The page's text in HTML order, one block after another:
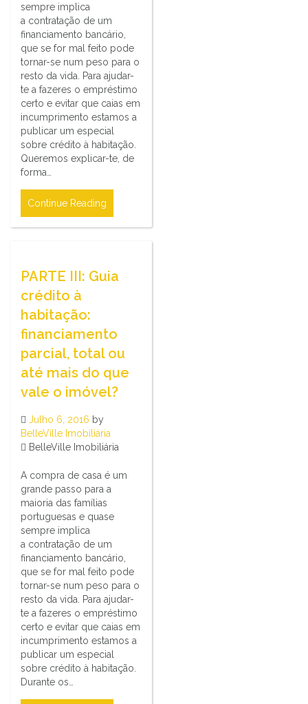
sempre implica
a contratação de um
financiamento bancário,
que se for mal feito pode
tornar-se num peso para o
resto da vida. Para ajudar-
te a fazeres o empréstimo
certo e evitar que caias em
incumprimento estamos a
publicar um especial
sobre crédito à habitação.
Queremos explicar-te, de
forma…
Continue Reading
PARTE III: Guia
crédito à
habitação:
financiamento
parcial, total ou
até mais do que
vale o imóvel?
Julho 6, 2016 by
BelleVille Imobiliária
BelleVille Imobiliária
A compra de casa é um
grande passo para a
maioria das famílias
portuguesas e quase
sempre implica
a contratação de um
financiamento bancário,
que se for mal feito pode
tornar-se num peso para o
resto da vida. Para ajudar-
te a fazeres o empréstimo
certo e evitar que caias em
incumprimento estamos a
publicar um especial
sobre crédito à habitação.
Durante os…